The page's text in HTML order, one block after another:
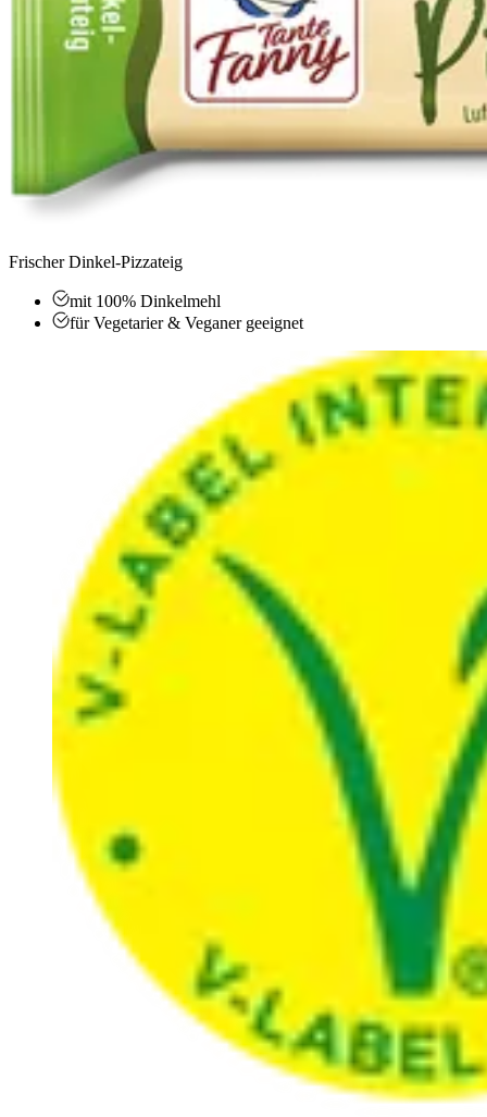
Frischer Dinkel-Pizzateig
mit 100% Dinkelmehl
für Vegetarier & Veganer geeignet